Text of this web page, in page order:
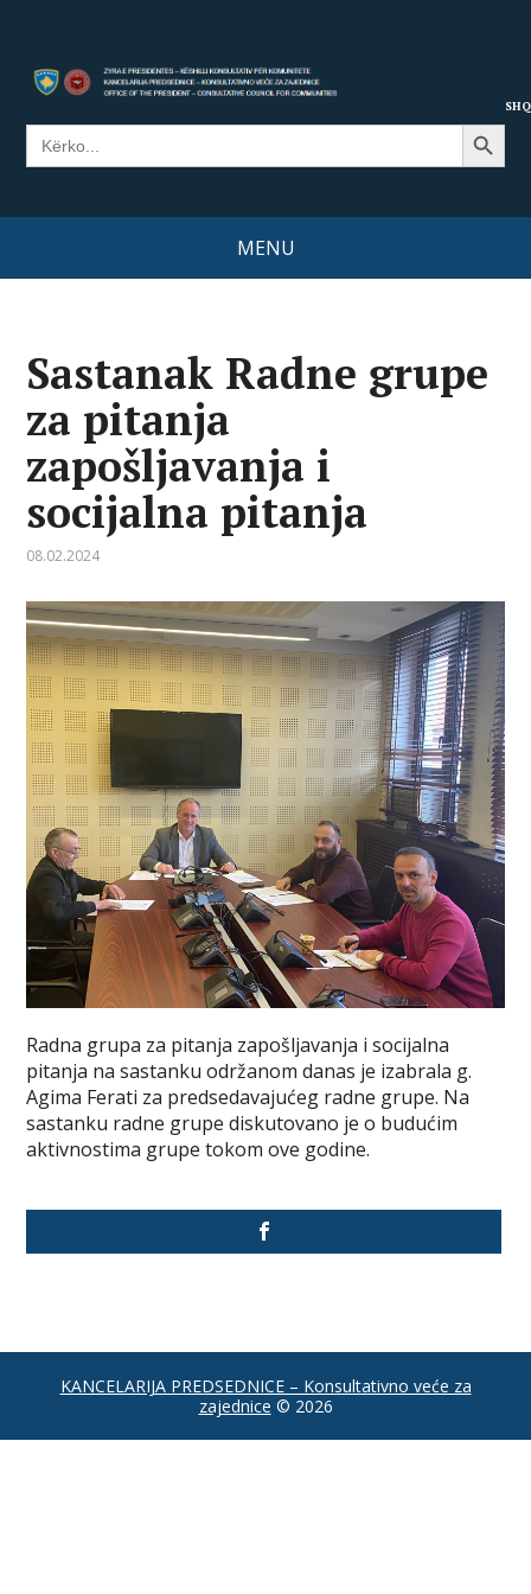
Search
for:
Search Button
MENU
Sastanak Radne grupe
za pitanja
zapošljavanja i
socijalna pitanja
08.02.2024
Radna grupa za pitanja zapošljavanja i socijalna
pitanja na sastanku održanom danas je izabrala g.
Agima Ferati za predsedavajućeg radne grupe. Na
sastanku radne grupe diskutovano je o budućim
aktivnostima grupe tokom ove godine.
KANCELARIJA PREDSEDNICE – Konsultativno veće za
zajednice © 2026